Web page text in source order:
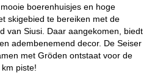
boerenhuisjes en hoge
skigebied te bereiken met de
van Siusi. Daar aangekomen, biedt
adembenemend decor. De Seiser
met Gröden ontstaat voor de
piste!